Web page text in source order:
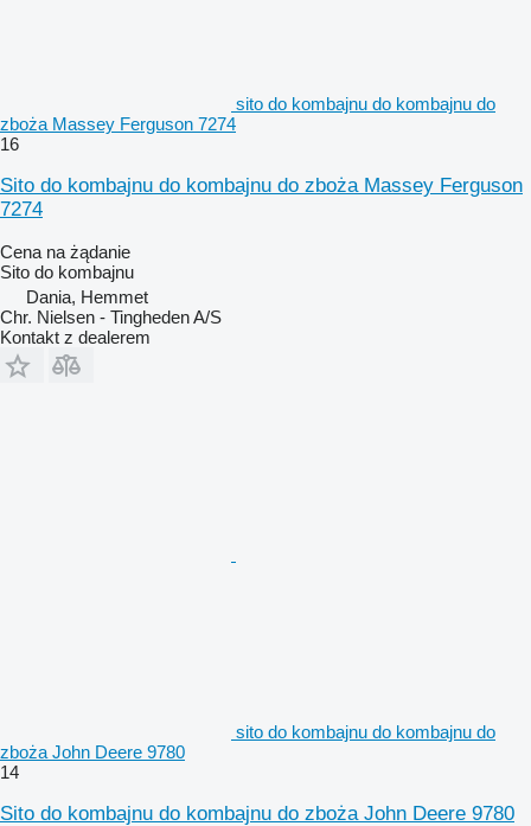
sito do kombajnu do kombajnu do
zboża Massey Ferguson 7274
16
Sito do kombajnu do kombajnu do zboża Massey Ferguson
7274
Cena na żądanie
Sito do kombajnu
Dania, Hemmet
Chr. Nielsen - Tingheden A/S
Kontakt z dealerem
sito do kombajnu do kombajnu do
zboża John Deere 9780
14
Sito do kombajnu do kombajnu do zboża John Deere 9780